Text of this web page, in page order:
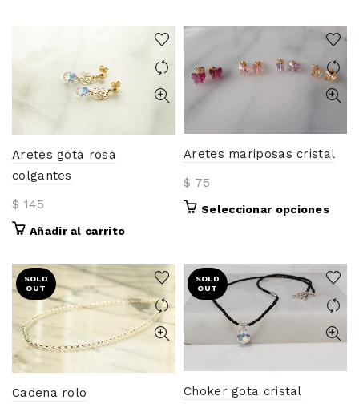
tiene
múltiples
variantes.
opciones
pueden
elegir
página
Aretes gota rosa
colgantes
$ 145
Añadir al carrito
Aretes mariposas cristal
$ 75
Seleccionar opcionesEste
Las
se
SOLD
OUT
Cadena rolo
SOLD
OUT
Choker gota cristal